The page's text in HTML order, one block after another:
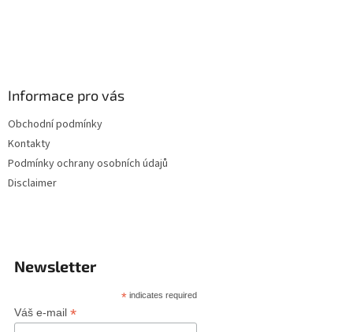
Informace pro vás
Obchodní podmínky
Kontakty
Podmínky ochrany osobních údajů
Disclaimer
Newsletter
* indicates required
Váš e-mail *